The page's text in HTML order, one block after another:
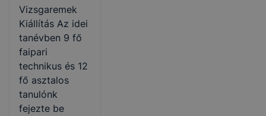
Vizsgaremek
Kiállítás Az idei
tanévben 9 fő
faipari
technikus és 12
fő asztalos
tanulónk
fejezte be